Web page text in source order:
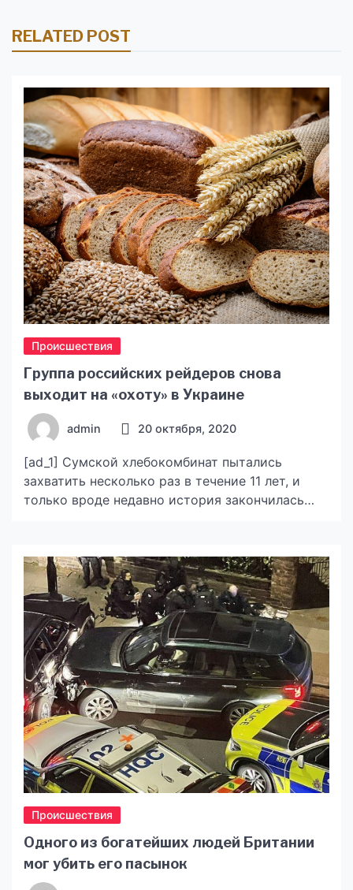
RELATED POST
Происшествия
Группа российских рейдеров снова
выходит на «охоту» в Украине
admin 20 октября, 2020
[ad_1] Сумской хлебокомбинат пытались
захватить несколько раз в течение 11 лет, и
только вроде недавно история закончилась
появились на «сцене». В ноябре 2013 года ОАО
«Сумской хлебокомбинат» подвергся штурму с
целью захвата управления предприятием. И вот
Заречный районный суд города Сумы вынес
первое положительное […]
Происшествия
Одного из богатейших людей Британии
мог убить его пасынок